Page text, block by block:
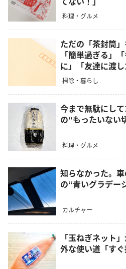
料理・グルメ
ただの「茶封筒
「簡単過ぎる」
に」「友達に渡し
掃除・暮らし
今まで無駄にし
の“もったいない
料理・グルメ
知らなかった。車
の“青いグラデー
カルチャー
「玉ねぎネット
外な使い道「すぐ